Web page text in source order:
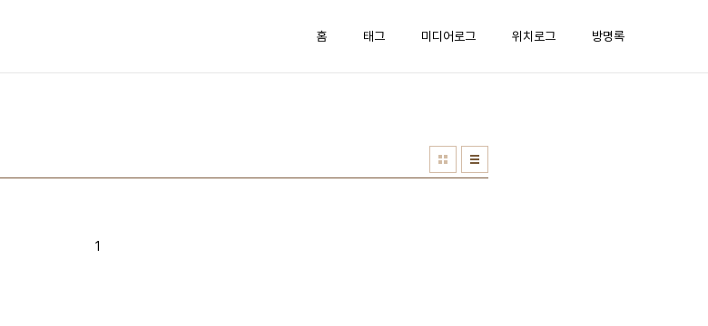
홈 태그 미디어로그 위치로그 방명록
1